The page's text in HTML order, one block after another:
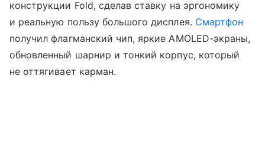
конструкции Fold, сделав ставку на эргономику
и реальную пользу большого дисплея. Смартфон
получил флагманский чип, яркие AMOLED-экраны,
обновленный шарнир и тонкий корпус, который
не оттягивает карман.